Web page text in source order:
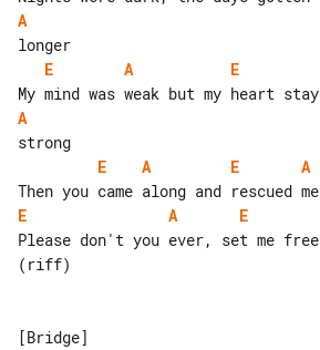
A
E
A
E
A
E
A E
A
E
A
E
Please don't you ever, set me free
(riff)